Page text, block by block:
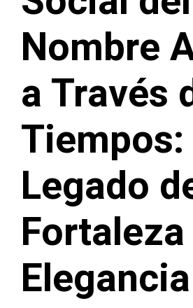
Nombre
a Través
Tiempos:
Legado
Elegancia